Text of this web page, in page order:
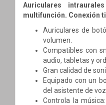
Auriculares
multifunción. Conexión
Auriculares de
volumen.
Compatibles con
audio, tabletas y
Gran calidad de
Equipado con un
del asistente de voz.
Controla la